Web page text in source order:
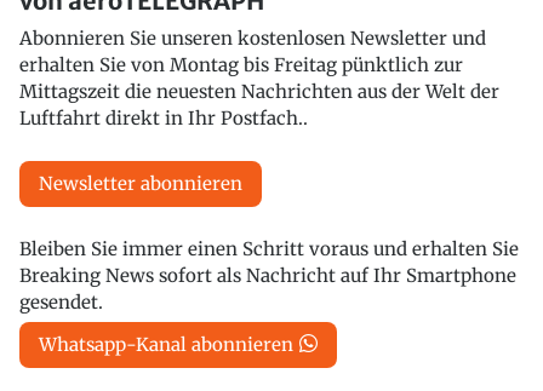
Abonnieren Sie unseren kostenlosen Newsletter und
erhalten Sie von Montag bis Freitag pünktlich zur
Mittagszeit die neuesten Nachrichten aus der Welt der
Luftfahrt direkt in Ihr Postfach..
Newsletter abonnieren
Bleiben Sie immer einen Schritt voraus und erhalten Sie
Breaking News sofort als Nachricht auf Ihr Smartphone
gesendet.
Whatsapp-Kanal abonnieren